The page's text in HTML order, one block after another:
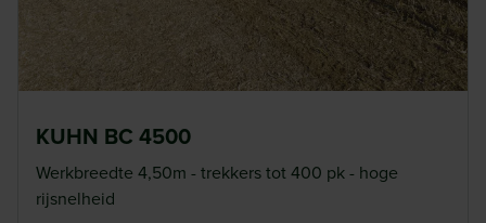
KUHN BC 4500
Werkbreedte 4,50m - trekkers tot 400 pk - hoge
rijsnelheid